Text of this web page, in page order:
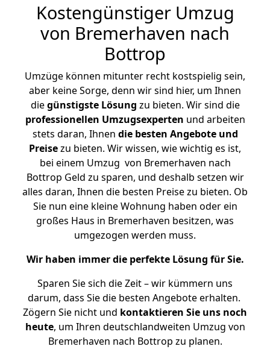
Kostengünstiger Umzug
von Bremerhaven nach
Bottrop
Umzüge können mitunter recht kostspielig sein,
aber keine Sorge, denn wir sind hier, um Ihnen
diegünstigste Lösung zu bieten. Wir sind die
professionellen Umzugsexperten und arbeiten
stets daran, Ihnen die besten Angebote und
Preisezu bieten. Wir wissen, wie wichtig es ist,
bei einem Umzug von Bremerhaven nach
Bottrop Geld zu sparen, und deshalb setzen wir
alles daran, Ihnen die besten Preise zu bieten. Ob
Sie nun eine kleine Wohnung haben oder ein
großes Haus in Bremerhaven besitzen, was
umgezogen werden muss.
Wir haben immer die perfekte Lösung für Sie.
Sparen Sie sich die Zeit – wir kümmern uns
darum, dass Sie die besten Angebote erhalten.
Zögern Sie nicht und kontaktieren Sie uns noch
heute, um Ihren deutschlandweiten Umzug von
Bremerhaven nach Bottrop zu planen.